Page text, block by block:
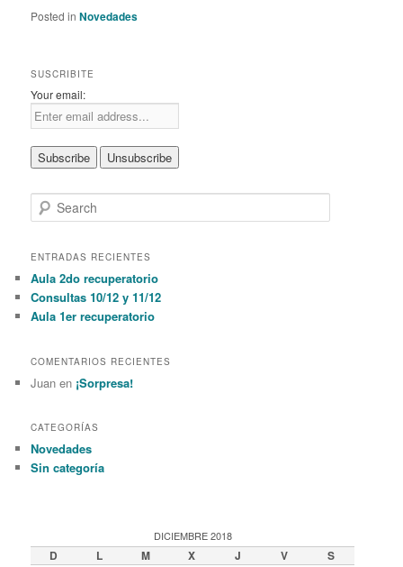
Posted in Novedades
SUSCRIBITE
Your email:
e
r
h
ENTRADAS RECIENTES
Aula 2do recuperatorio
Consultas 10/12 y 11/12
Aula 1er recuperatorio
COMENTARIOS RECIENTES
Juan en ¡Sorpresa!
CATEGORÍAS
Novedades
Sin categoría
DICIEMBRE 2018
D L M X J V S